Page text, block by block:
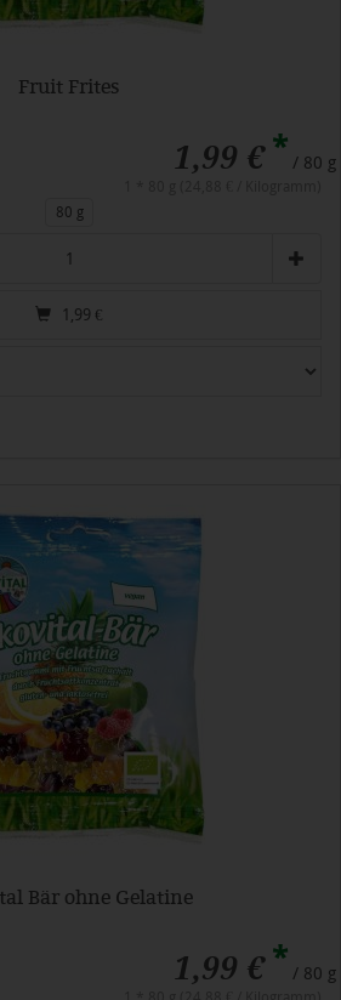
Fruit Frites
1,99 €* / 80 g
80 g
1,99 €
Bär ohne Gelatine
1,99 €* / 80 g